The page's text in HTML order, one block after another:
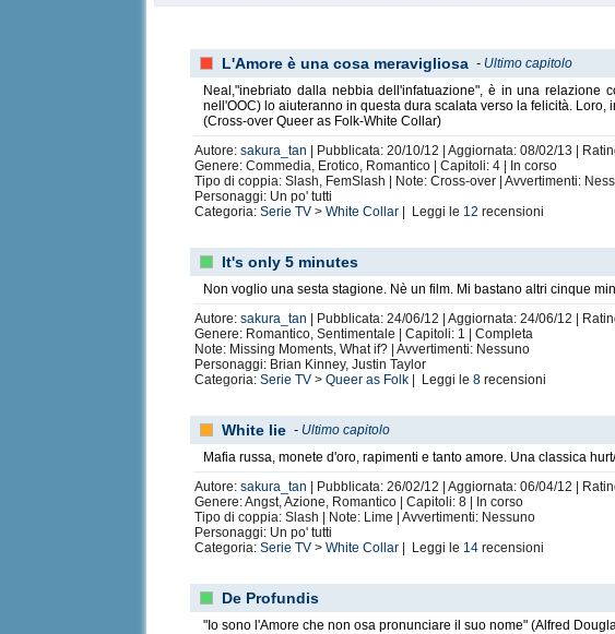
L'Amore è una cosa meravigliosa - Ultimo capitolo
Neal,"inebriato dalla nebbia dell'infatuazione", è in una relazione
nell'OOC) lo aiuteranno in questa dura scalata verso la felicità.
(Cross-over Queer as Folk-White Collar)
Autore:sakura_tan
| Pubblicata: 20/10/12 | Aggiornata: 08/02/13 |
Genere: Commedia, Erotico, Romantico | Capitoli: 4 | In corso
Tipo di coppia: Slash, FemSlash | Note: Cross-over | Avvertimenti:
Personaggi: Un po' tutti
Categoria:Serie TV >White Collar | Leggi le 12 recensioni
It's only 5 minutes
Non voglio una sesta stagione. Nè un film. Mi bastano altri cinque
Autore:sakura_tan
| Pubblicata: 24/06/12 | Aggiornata: 24/06/12 |
Genere: Romantico, Sentimentale | Capitoli: 1 | Completa
Note: Missing Moments, What if? | Avvertimenti: Nessuno
Personaggi: Brian Kinney, Justin Taylor
Categoria:Serie TV >Queer as Folk | Leggi le8 recensioni
White lie - Ultimo capitolo
Mafia russa, monete d'oro, rapimenti e tanto amore. Una classica
Autore:sakura_tan
| Pubblicata: 26/02/12 | Aggiornata: 06/04/12 |
Genere: Angst, Azione, Romantico | Capitoli: 8 | In corso
Tipo di coppia: Slash | Note: Lime | Avvertimenti: Nessuno
Personaggi: Un po' tutti
Categoria:Serie TV >White Collar | Leggi le 14 recensioni
De Profundis
"Io sono l'Amore che non osa pronunciare il suo nome" (Alfred